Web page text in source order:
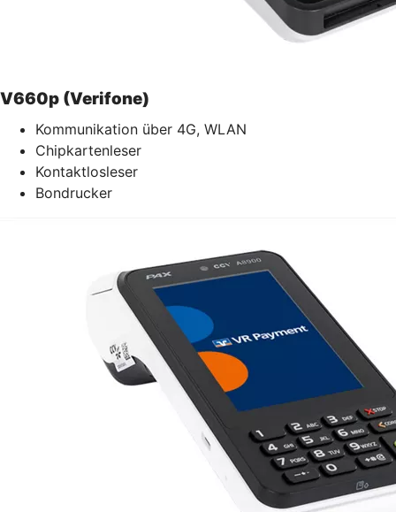
V660p (Verifone)
Kommunikation über 4G, WLAN
Chipkartenleser
Kontaktlosleser
Bondrucker